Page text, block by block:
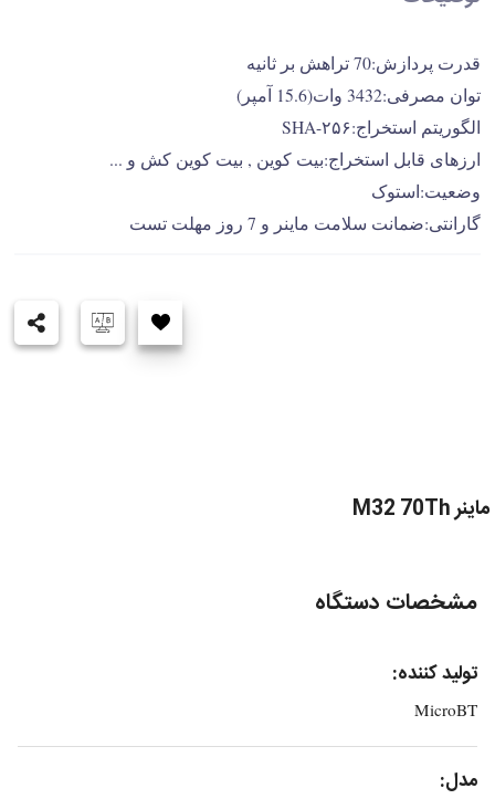
قدرت پردازش:70 تراهش بر ثانیه
توان مصرفی:3432 وات(15.6 آمپر)
الگوریتم استخراج:SHA-۲۵۶
ارزهای قابل استخراج:بیت کوین , بیت کوین کش و ...
وضعیت:استوک
گارانتی:ضمانت سلامت ماینر و 7 روز مهلت تست
ماینر M32 70Th
مشخصات دستگاه
تولید کننده:
MicroBT
مدل: